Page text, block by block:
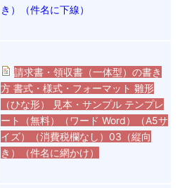
き）（件名に下線）
請求書・領収書（一体型）の書き
方 書式・様式・フォーマット 雛形
（ひな形） 見本・サンプル テンプレ
ート（無料）（ワード Word）（A5サ
イズ）（消費税欄なし）03（縦向
き）（件名に網かけ）